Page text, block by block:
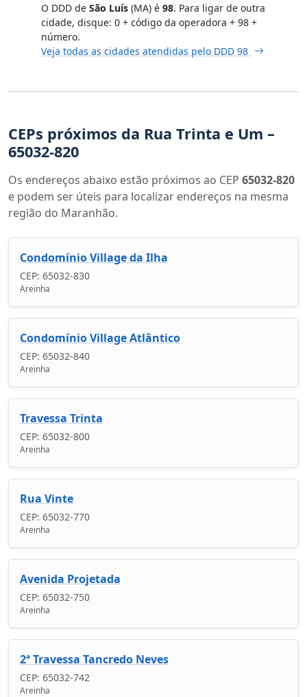
O DDD de São Luís (MA) é 98. Para ligar de outra
cidade, disque: 0 + código da operadora + 98 +
número.
Veja todas as cidades atendidas pelo DDD 98
CEPs próximos da Rua Trinta e Um –
65032-820
Os endereços abaixo estão próximos ao CEP 65032-820
e podem ser úteis para localizar endereços na mesma
região do Maranhão.
Condomínio Village da Ilha
CEP: 65032-830
Areinha
Condomínio Village Atlântico
CEP: 65032-840
Areinha
Travessa Trinta
CEP: 65032-800
Areinha
Rua Vinte
CEP: 65032-770
Areinha
Avenida Projetada
CEP: 65032-750
Areinha
2ª Travessa Tancredo Neves
CEP: 65032-742
Areinha